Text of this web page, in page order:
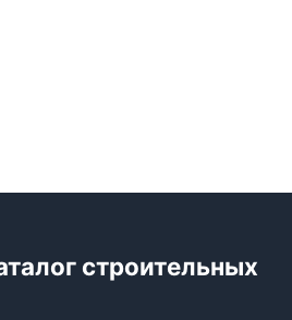
строительных